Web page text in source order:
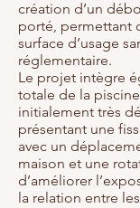
création d’un
porté, permettant
surface d’usage
réglementaire.
Le projet intègre
totale de la
initialement très
présentant une
avec un
maison et une
d’améliorer
la relation entre